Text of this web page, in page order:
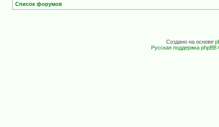
Список форумов
Создано на основе
Русская поддержка phpBB